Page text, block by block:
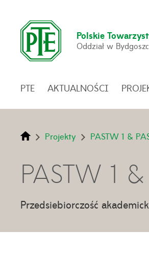
Polskie
Oddział w
PTE AKTUALNOŚCI
Projekty PASTW 1 &
PASTW 1
Przedsiebiorczość